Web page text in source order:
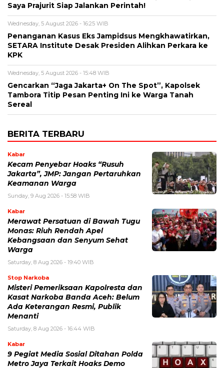
Saya Prajurit Siap Jalankan Perintah!
Wednesday, 5 August 2026 - 16:25 WIB
Penanganan Kasus Eks Jampidsus Mengkhawatirkan,
SETARA Institute Desak Presiden Alihkan Perkara ke
KPK
Wednesday, 5 August 2026 - 15:48 WIB
Gencarkan “Jaga Jakarta+ On The Spot”, Kapolsek
Tambora Titip Pesan Penting Ini ke Warga Tanah
Sereal
BERITA TERBARU
Kabar
Kecam Penyebar Hoaks “Rusuh
Jakarta”, JMP: Jangan Pertaruhkan
Keamanan Warga
Sunday, 9 Aug 2026 - 15:58 WIB
Kabar
Merawat Persatuan di Bawah Tugu
Monas: Riuh Rendah Apel
Kebangsaan dan Senyum Sehat
Warga
Saturday, 8 Aug 2026 - 19:40 WIB
Stop Narkoba
Misteri Pemeriksaan Kapolresta dan
Kasat Narkoba Banda Aceh: Belum
Ada Keterangan Resmi, Publik
Menanti
Saturday, 8 Aug 2026 - 16:44 WIB
Kabar
9 Pegiat Media Sosial Ditahan Polda
Metro Jaya Terkait Hoaks Demo